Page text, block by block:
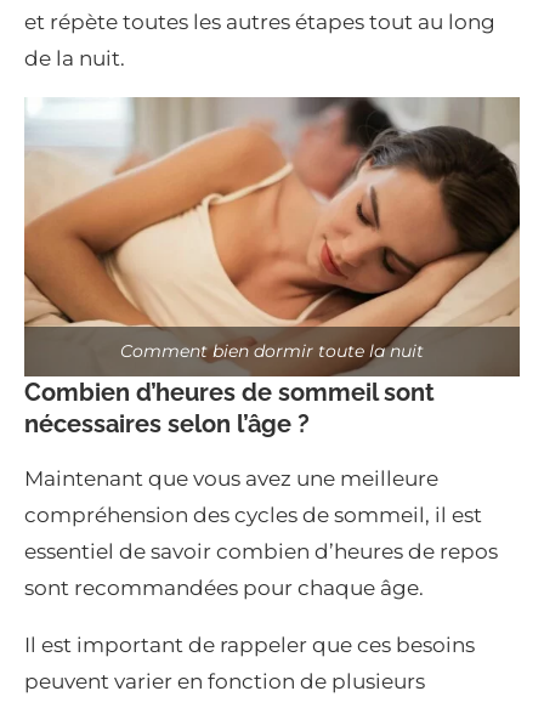
et répète toutes les autres étapes tout au long
de la nuit.
Comment bien dormir toute la nuit
Combien d’heures de sommeil sont
nécessaires selon l’âge ?
Maintenant que vous avez une meilleure
compréhension des cycles de sommeil, il est
essentiel de savoir combien d’heures de repos
sont recommandées pour chaque âge.
Il est important de rappeler que ces besoins
peuvent varier en fonction de plusieurs